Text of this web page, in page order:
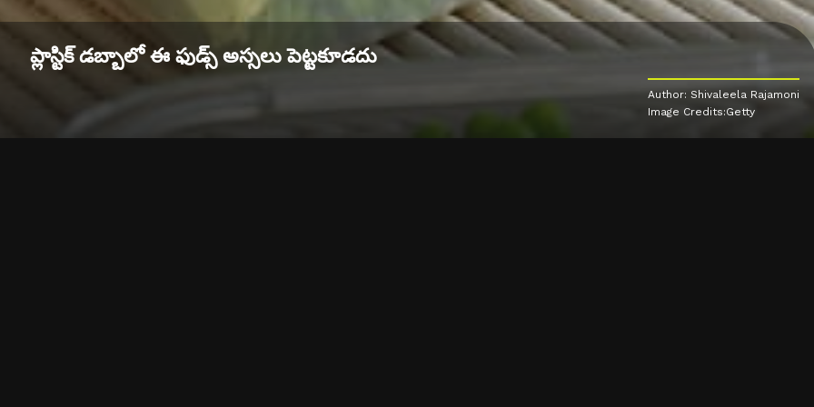
ప్లాస్టిక్ డబ్బాలో ఈ ఫుడ్స్ అస్సలు పెట్టకూడదు
Author: Shivaleela Rajamoni
Image Credits:Getty